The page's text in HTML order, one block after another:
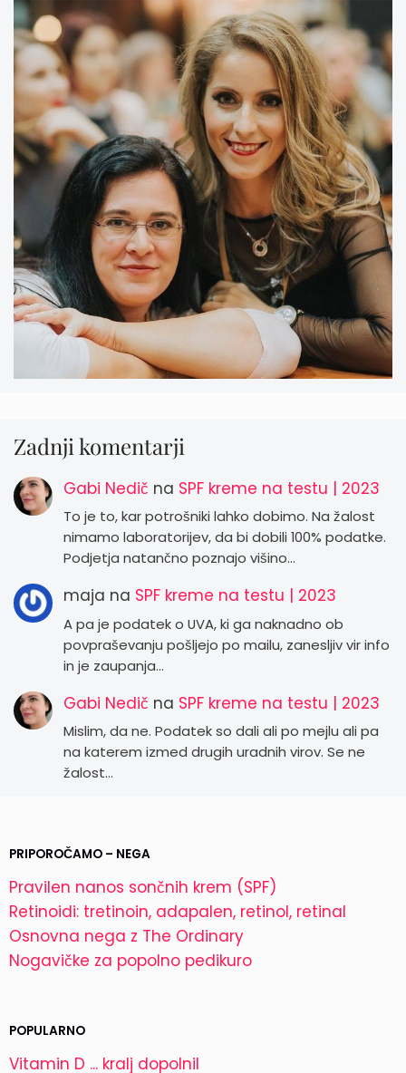
Zadnji komentarji
Gabi Nedič na SPF kreme na testu | 2023
To je to, kar potrošniki lahko dobimo. Na žalost
nimamo laboratorijev, da bi dobili 100% podatke.
Podjetja natančno poznajo višino…
maja na SPF kreme na testu | 2023
A pa je podatek o UVA, ki ga naknadno ob
povpraševanju pošljejo po mailu, zanesljiv vir info
in je zaupanja…
Gabi Nedič na SPF kreme na testu | 2023
Mislim, da ne. Podatek so dali ali po mejlu ali pa
na katerem izmed drugih uradnih virov. Se ne
žalost…
PRIPOROČAMO – NEGA
Pravilen nanos sončnih krem (SPF)
Retinoidi: tretinoin, adapalen, retinol, retinal
Osnovna nega z The Ordinary
Nogavičke za popolno pedikuro
POPULARNO
Vitamin D ... kralj dopolnil